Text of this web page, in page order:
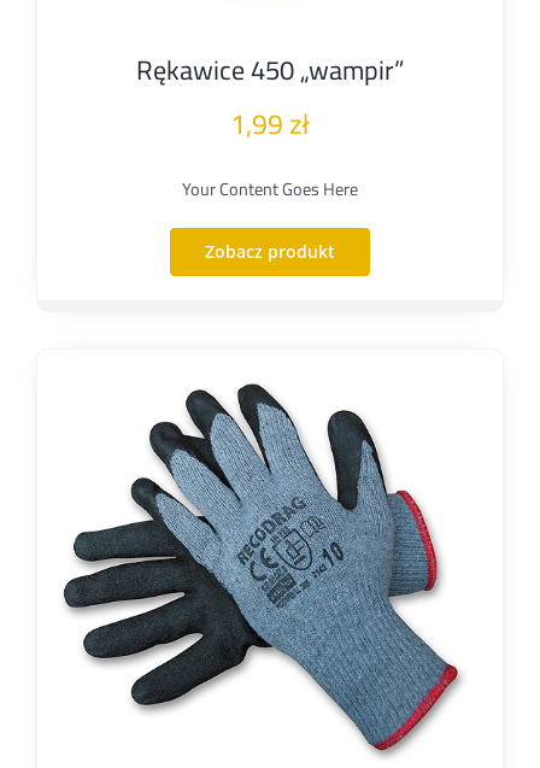
Rękawice 450 „wampir”
1,99zł
Your Content Goes Here
Zobacz produkt